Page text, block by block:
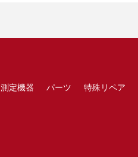
測定機器 パーツ 特殊リペア